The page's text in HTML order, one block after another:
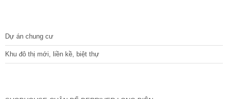
Dự án chung cư
Khu đô thị mới, liền kề, biệt thự